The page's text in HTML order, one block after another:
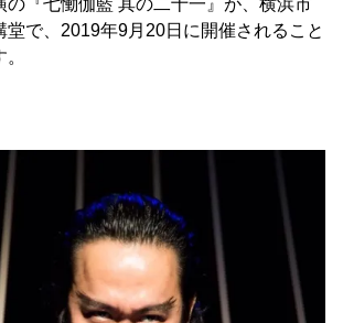
の『七慟伽藍 其の二十一』が、横浜市
堂で、2019年9月20日に開催されること